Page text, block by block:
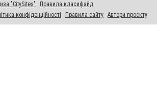
"CitySites"
Правила класифайд
конфіденційності Правила сайту Автори проєкту